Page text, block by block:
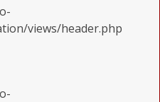
views/header.php